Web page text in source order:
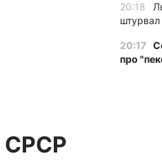
СРСР
20:18
20:17
про